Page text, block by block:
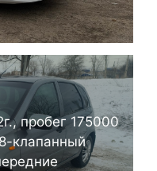
пробег 175000
клапанный